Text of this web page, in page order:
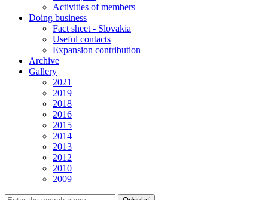
Activities of members
Doing business
Fact sheet - Slovakia
Useful contacts
Expansion contribution
Archive
Gallery
2021
2019
2018
2016
2015
2014
2013
2012
2010
2009